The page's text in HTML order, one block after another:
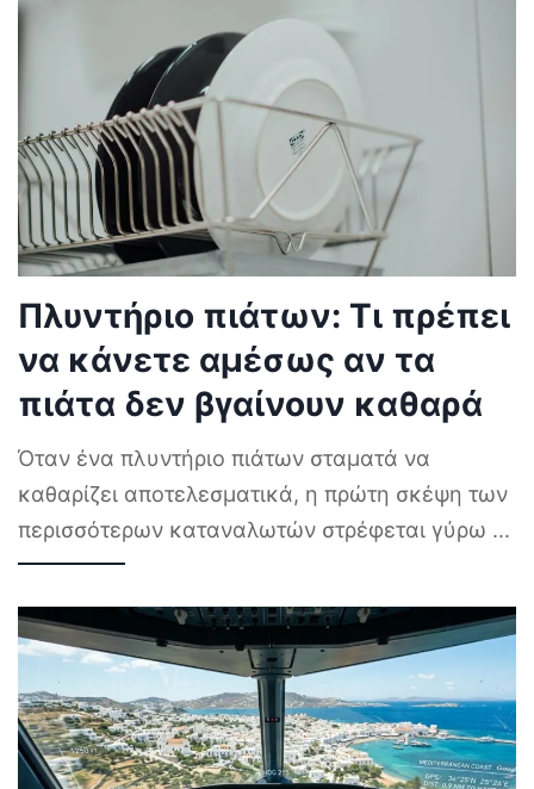
Πλυντήριο πιάτων: Τι πρέπει
να κάνετε αμέσως αν τα
πιάτα δεν βγαίνουν καθαρά
Όταν ένα πλυντήριο πιάτων σταματά να
καθαρίζει αποτελεσματικά, η πρώτη σκέψη των
περισσότερων καταναλωτών στρέφεται γύρω ...